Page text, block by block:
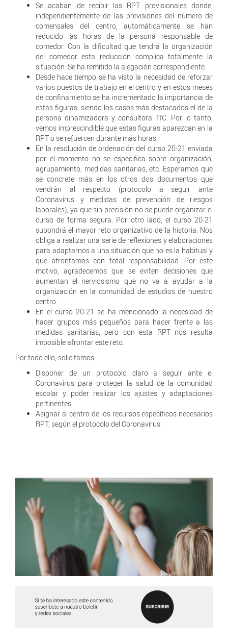
Se acaban de recibir las RPT provisionales donde,
independientemente de las previsiones del número de
comensales del centro, automáticamente se han
reducido las horas de la persona responsable de
comedor. Con la dificultad que tendrá la organización
del comedor esta reducción complica totalmente la
situación. Se ha remitido la alegación correspondiente.
Desde hace tiempo se ha visto la necesidad de reforzar
varios puestos de trabajo en el centro y en estos meses
de confinamiento se ha incrementado la importancia de
estas figuras, siendo los casos más destacados el de la
persona dinamizadora y consultora TIC. Por lo tanto,
vemos imprescindible que estas figuras aparezcan en la
RPT o se refuercen durante más horas.
En la resolución de ordenación del curso 20-21 enviada
por el momento no se especifica sobre organización,
agrupamiento, medidas sanitarias, etc. Esperamos que
se concrete más en los otros dos documentos que
vendrán al respecto (protocolo a seguir ante
Coronavirus y medidas de prevención de riesgos
laborales), ya que sin precisión no se puede organizar el
curso de forma segura. Por otro lado, el curso 20-21
supondrá el mayor reto organizativo de la historia. Nos
obliga a realizar una serie de reflexiones y elaboraciones
para adaptarnos a una situación que no es la habitual y
que afrontamos con total responsabilidad. Por este
motivo, agradecemos que se eviten decisiones que
aumentan el nerviosismo que no va a ayudar a la
organización en la comunidad de estudios de nuestro
centro.
En el curso 20-21 se ha mencionado la necesidad de
hacer grupos más pequeños para hacer frente a las
medidas sanitarias, pero con esta RPT nos resulta
imposible afrontar este reto.
Por todo ello, solicitamos:
Disponer de un protocolo claro a seguir ante el
Coronavirus para proteger la salud de la comunidad
escolar y poder realizar los ajustes y adaptaciones
pertinentes.
Asignar al centro de los recursos específicos necesarios
RPT, según el protocolo del Coronavirus.